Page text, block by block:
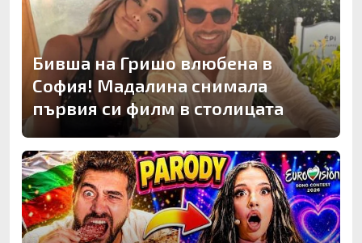
Бивша на Гришо влюбена в
София! Мадалина снимала
първия си филм в столицата